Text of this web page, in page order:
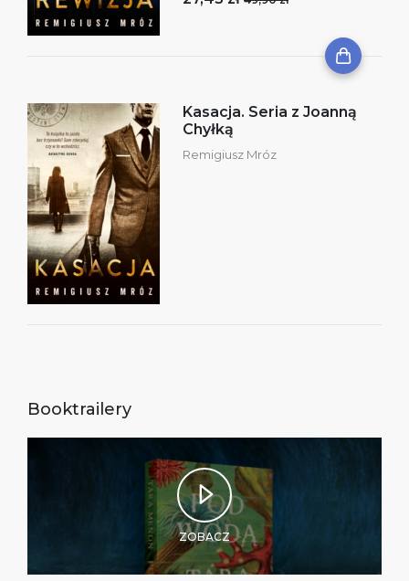
Kasacja. Seria z Joanną
Chyłką
Remigiusz Mróz
Booktrailery
ZOBACZ